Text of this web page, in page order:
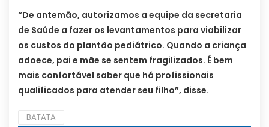
“De antemão, autorizamos a equipe da secretaria
de Saúde a fazer os levantamentos para viabilizar
os custos do plantão pediátrico. Quando a criança
adoece, pai e mãe se sentem fragilizados. É bem
mais confortável saber que há profissionais
qualificados para atender seu filho”, disse.
BATATA